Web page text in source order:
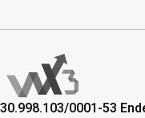
30.998.103/0001-53